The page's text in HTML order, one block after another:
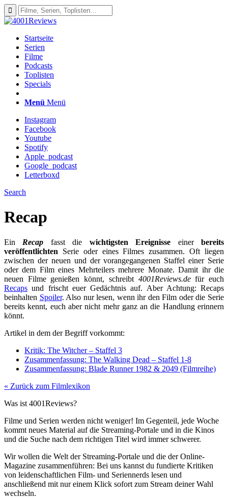
Startseite
Serien
Filme
Podcasts
Toplisten
Specials
Menü Menü
Instagram
Facebook
Youtube
Spotify
Apple_podcast
Google_podcast
Letterboxd
Search
Recap
Ein Recap fasst die wichtigsten Ereignisse einerbereits
veröffentlichten Serie oder eines Filmes zusammen. Oft liegen
zwischen der neuen und der vorangegangenen Staffel einer Serie
oder dem Film eines Mehrteilers mehrere Monate. Damit ihr die
neuen Filme genießen könnt, schreibt 4001Reviews.defür euch
Recaps und frischt euer Gedächtnis auf. Aber Achtung: Recaps
beinhalten Spoiler. Also nur lesen, wenn ihr den Film oder die Serie
bereits kennt, euch aber nicht mehr ganz an die Handlung erinnern
könnt.
Artikel in dem der Begriff vorkommt:
Kritik: The Witcher – Staffel 3
Zusammenfassung: The Walking Dead – Staffel 1-8
Zusammenfassung: Blade Runner 1982 & 2049 (Filmreihe)
« Zurück zum Filmlexikon
Was ist 4001Reviews?
Filme und Serien werden nicht weniger! Im Gegenteil, jede Woche
kommt neues Material auf die Streaming-Portale und in die Kinos
und die Suche nach dem richtigen Titel wird immer schwerer.
Wir wollen die Welt der Streaming-Portale und die der Online-
Magazine zusammenführen: Bei uns kannst du fundierte Kritiken
von leidenschaftlichen Film- und Seriennerds lesen und
anschließend mit nur einem Klick sofort zum Stream deiner Wahl
wechseln.